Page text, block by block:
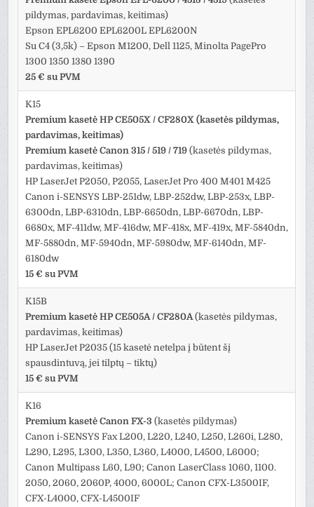
pildymas, pardavimas, keitimas)
Epson EPL6200 EPL6200L EPL6200N
Su C4 (3,5k) – Epson M1200, Dell 1125, Minolta PagePro
1300 1350 1380 1390
25 € su PVM
K15
Premium kasetė HP CE505X / CF280X (kasetės pildymas,
pardavimas, keitimas)
Premium kasetė Canon 315 / 519 / 719 (kasetės pildymas,
pardavimas, keitimas)
HP LaserJet P2050, P2055, LaserJet Pro 400 M401 M425
Canon i-SENSYS LBP-251dw, LBP-252dw, LBP-253x, LBP-
6300dn, LBP-6310dn, LBP-6650dn, LBP-6670dn, LBP-
6680x, MF-411dw, MF-416dw, MF-418x, MF-419x, MF-5840dn,
MF-5880dn, MF-5940dn, MF-5980dw, MF-6140dn, MF-
6180dw
15 € su PVM
K15B
Premium kasetė HP CE505A / CF280A(kasetės pildymas,
pardavimas, keitimas)
HP LaserJet P2035 (15 kasetė netelpa į būtent šį
spausdintuvą, jei tilptų – tiktų)
15 € su PVM
K16
Premium kasetė Canon FX-3 (kasetės pildymas)
Canon i-SENSYS Fax L200, L220, L240, L250, L260i, L280,
L290, L295, L300, L350, L360, L4000, L4500, L6000;
Canon Multipass L60, L90; Canon LaserClass 1060, 1100.
2050, 2060, 2060P, 4000, 6000L; Canon CFX-L3500IF,
CFX-L4000, CFX-L4500IF